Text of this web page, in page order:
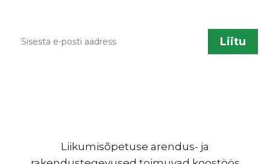
Liikumisõpetuse arendus- ja